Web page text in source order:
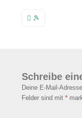
🎾
Schreibe
Deine E-Mail-
Felder sind mit *